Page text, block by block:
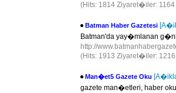
(Hits: 1814 Ziyaret�iler:
Batman Haber Gazetesi
Batman'da yay�mlanan
http://
(Hits: 1913 Ziyaret�iler:
Man�et5 Gazete Oku
gazete man�etleri, haber